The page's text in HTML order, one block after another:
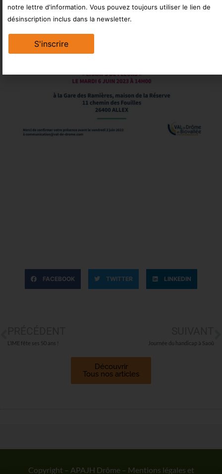
FACEBOOK TWITTER LINKEDIN
L’IME fête ses 50 ans ! Journée du handicap à Saoû
Découvrir
Tous nos articles
Copyright – APAJH Drôme – Mentions légales et
notre lettre d'information. Vous pouvez toujours utiliser le lien de
désinscription inclus dans la newsletter.